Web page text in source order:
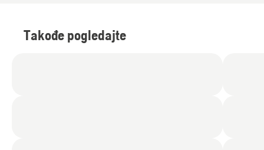
Takođe pogledajte